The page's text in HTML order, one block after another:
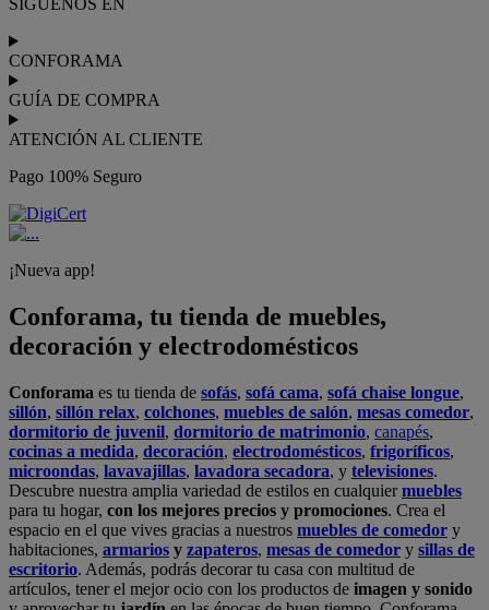
SÍGUENOS EN
CONFORAMA
GUÍA DE COMPRA
ATENCIÓN AL CLIENTE
Pago 100% Seguro
¡Nueva app!
Conforama, tu tienda de muebles,
decoración y electrodomésticos
Conforama es tu tienda de sofás, sofá cama, sofá chaise longue,
sillón, sillón relax, colchones, muebles de salón, mesas comedor,
dormitorio de juvenil, dormitorio de matrimonio, canapés,
cocinas a medida, decoración, electrodomésticos, frigoríficos,
microondas, lavavajillas, lavadora secadora, y televisiones.
Descubre nuestra amplia variedad de estilos en cualquiermuebles
para tu hogar, con los mejores precios y promociones. Crea el
espacio en el que vives gracias a nuestros muebles de comedor y
habitaciones, armarios y zapateros, mesas de comedor y sillas de
escritorio. Además, podrás decorar tu casa con multitud de
artículos, tener el mejor ocio con los productos de imagen y sonido